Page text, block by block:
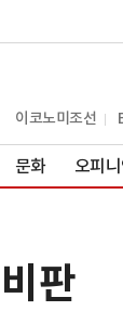
이코노미조선
문화 오피
판